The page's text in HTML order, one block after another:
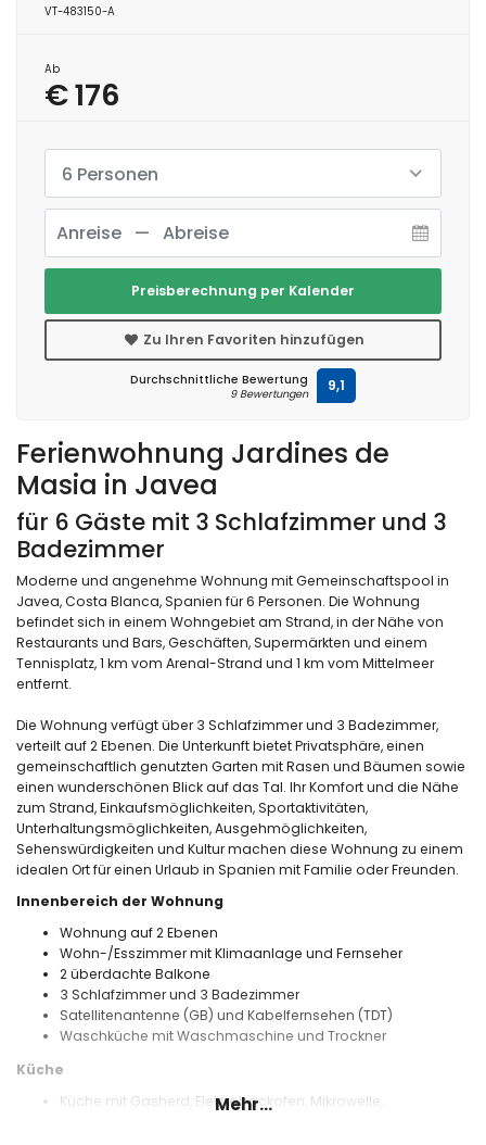
Ferienwohnung Jardines de
Masia in Javea
für 6 Gäste mit 3 Schlafzimmer und 3
Badezimmer
Moderne und angenehme Wohnung mit Gemeinschaftspool in
Javea, Costa Blanca, Spanien für 6 Personen. Die Wohnung
befindet sich in einem Wohngebiet am Strand, in der Nähe von
Restaurants und Bars, Geschäften, Supermärkten und einem
Tennisplatz, 1 km vom Arenal-Strand und 1 km vom Mittelmeer
entfernt.
Die Wohnung verfügt über 3 Schlafzimmer und 3 Badezimmer,
verteilt auf 2 Ebenen. Die Unterkunft bietet Privatsphäre, einen
gemeinschaftlich genutzten Garten mit Rasen und Bäumen sowie
einen wunderschönen Blick auf das Tal. Ihr Komfort und die Nähe
zum Strand, Einkaufsmöglichkeiten, Sportaktivitäten,
Unterhaltungsmöglichkeiten, Ausgehmöglichkeiten,
Sehenswürdigkeiten und Kultur machen diese Wohnung zu einem
idealen Ort für einen Urlaub in Spanien mit Familie oder Freunden.
Innenbereich der Wohnung
Wohnung auf 2 Ebenen
Wohn-/Esszimmer mit Klimaanlage und Fernseher
2 überdachte Balkone
3 Schlafzimmer und 3 Badezimmer
Satellitenantenne (GB) und Kabelfernsehen (TDT)
Waschküche mit Waschmaschine und Trockner
Küche
Küche mit Gasherd, Elektrobackofen, Mikrowelle,
Mehr...
VT-483150-A
Ab
€ 176
6 Personen
Preisberechnung per Kalender
Zu Ihren Favoriten hinzufügen
Durchschnittliche Bewertung
9 Bewertungen 9,1